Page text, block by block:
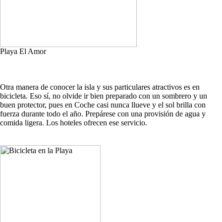
Playa El Amor
Otra manera de conocer la isla y sus particulares atractivos es en
bicicleta. Eso sí, no olvide ir bien preparado con un sombrero y un
buen protector, pues en Coche casi nunca llueve y el sol brilla con
fuerza durante todo el año. Prepárese con una provisión de agua y
comida ligera. Los hoteles ofrecen ese servicio.